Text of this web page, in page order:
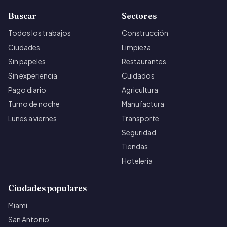
Buscar
Todos los trabajos
Ciudades
Sin papeles
Sin experiencia
Pago diario
Turno de noche
Lunes a viernes
Sectores
Construcción
Limpieza
Restaurantes
Cuidados
Agricultura
Manufactura
Transporte
Seguridad
Tiendas
Hotelería
Ciudades populares
Miami
San Antonio